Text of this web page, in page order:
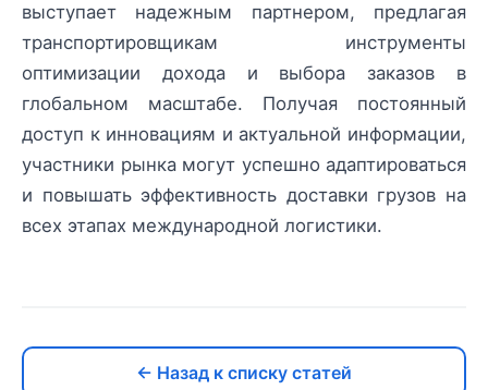
выступает надежным партнером, предлагая
транспортировщикам инструменты
оптимизации дохода и выбора заказов в
глобальном масштабе. Получая постоянный
доступ к инновациям и актуальной информации,
участники рынка могут успешно адаптироваться
и повышать эффективность доставки грузов на
всех этапах международной логистики.
← Назад к списку статей